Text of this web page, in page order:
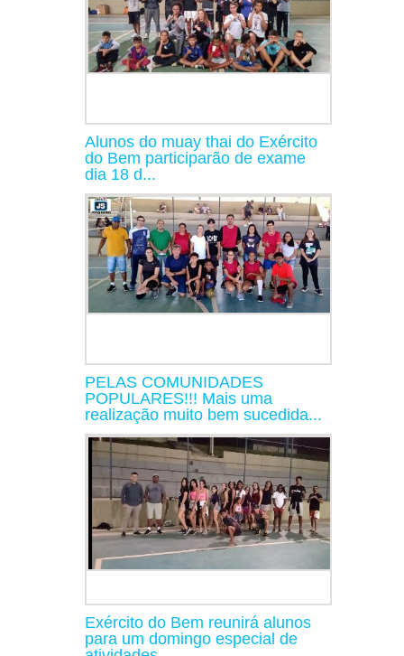
Alunos do muay thai do Exército
do Bem participarão de exame
dia 18 d...
PELAS COMUNIDADES
POPULARES!!! Mais uma
realização muito bem sucedida...
Exército do Bem reunirá alunos
para um domingo especial de